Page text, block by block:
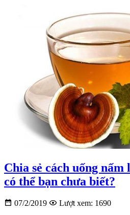
Chia sẻ cách uống
có thể bạn chưa biết?
07/2/2019
Lượt xem: 1690